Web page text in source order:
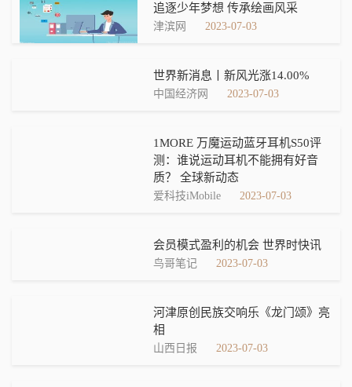
追逐少年梦想 传承绘画风采
津滨网 2023-07-03
世界新消息丨新风光涨14.00%
中国经济网 2023-07-03
1MORE 万魔运动蓝牙耳机S50评
测：谁说运动耳机不能拥有好音
质？ 全球新动态
爱科技iMobile 2023-07-03
会员模式盈利的机会 世界时快讯
鸟哥笔记 2023-07-03
河津原创民族交响乐《龙门颂》亮
相
山西日报 2023-07-03